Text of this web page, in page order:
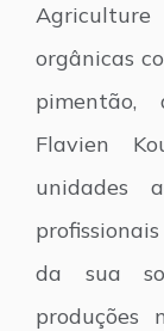
orgânicas
pimentão,
Flavien
unidades
da sua
produções